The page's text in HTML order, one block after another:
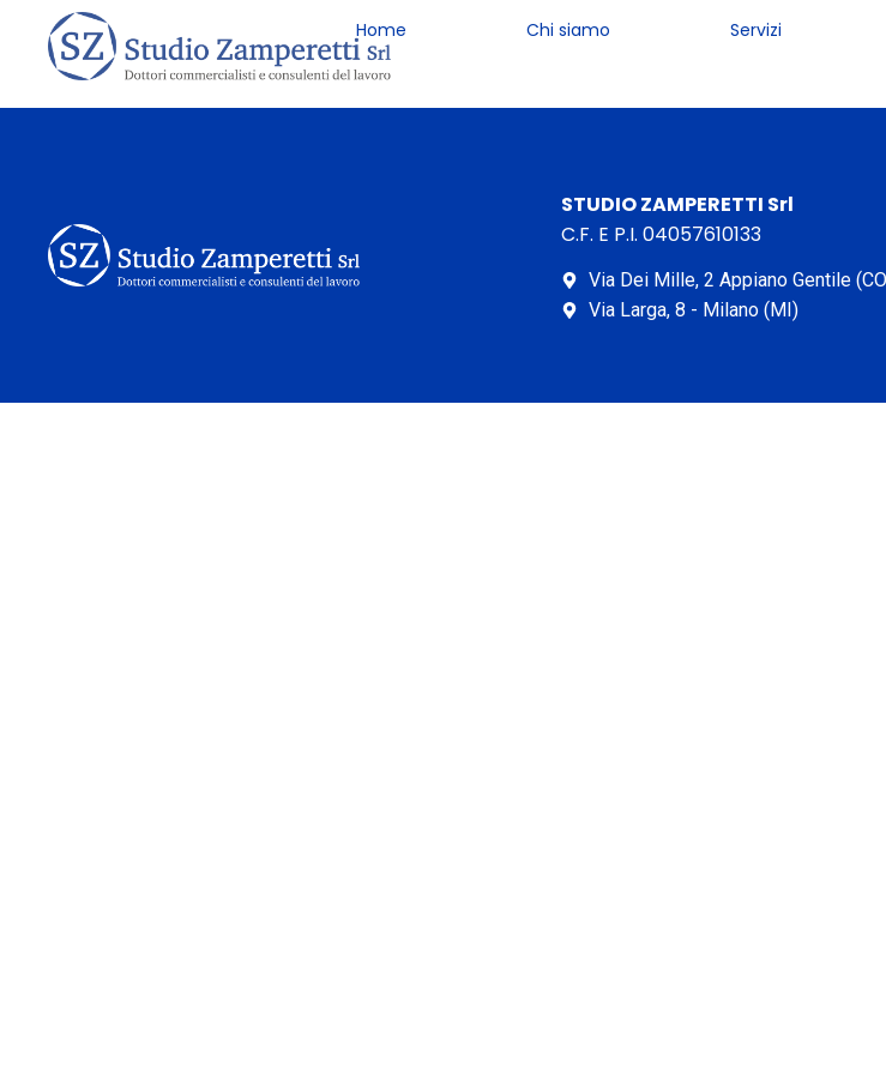
Home Chi siamo Servizi
STUDIO ZAMPERETTI Srl
C.F. E P.I. 04057610133
Via Dei Mille, 2 Appiano Gentile
Via Larga, 8 - Milano (MI)